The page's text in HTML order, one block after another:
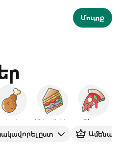
Մուտք
Հավ ՍԵնդվիչներ Պիցցա
ըստ